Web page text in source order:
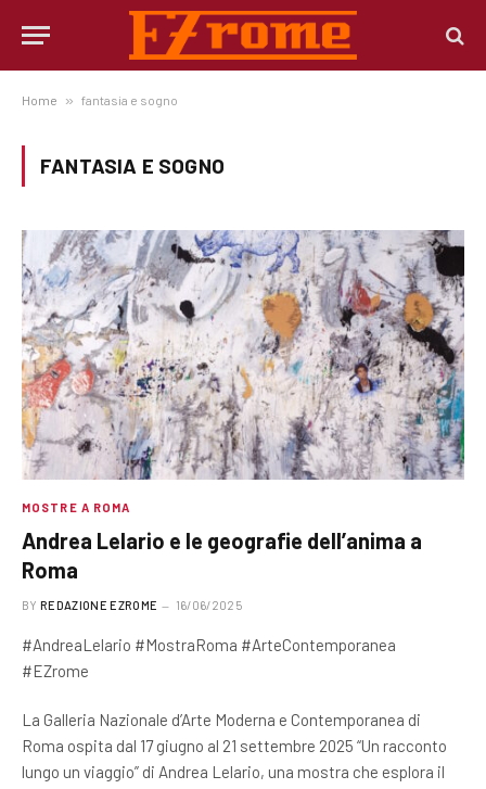
Home » fantasia e sogno
FANTASIA E SOGNO
MOSTRE A ROMA
Andrea Lelario e le geografie dell’anima a
Roma
BY REDAZIONE EZROME 16/06/2025
#AndreaLelario #MostraRoma #ArteContemporanea
#EZrome
La Galleria Nazionale d’Arte Moderna e Contemporanea di
Roma ospita dal 17 giugno al 21 settembre 2025 “Un racconto
lungo un viaggio” di Andrea Lelario, una mostra che esplora il